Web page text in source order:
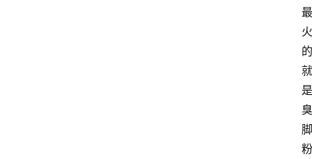
最
火
的
就
是
臭
脚
粉